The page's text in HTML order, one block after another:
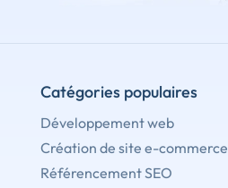
Catégories populaires
Développement web
Création de site e-commerce
Référencement SEO